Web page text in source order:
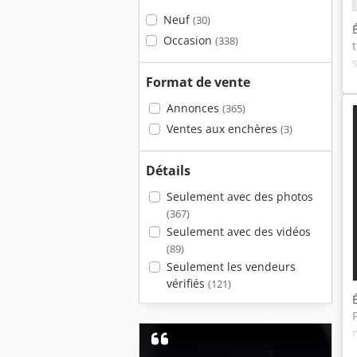
Neuf(30)
Occasion (338)
Format de vente
Annonces (365)
Ventes aux enchères (3)
Détails
Seulement avec des photos
(367)
Seulement avec des vidéos
(89)
Seulement les vendeurs
vérifiés (121)